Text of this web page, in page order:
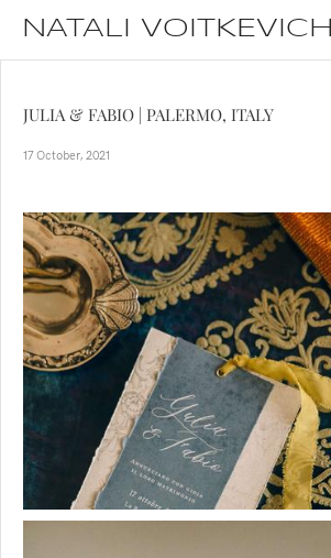
NATALI VOITKEVICH
JULIA & FABIO | PALERMO, ITALY
17 October, 2021